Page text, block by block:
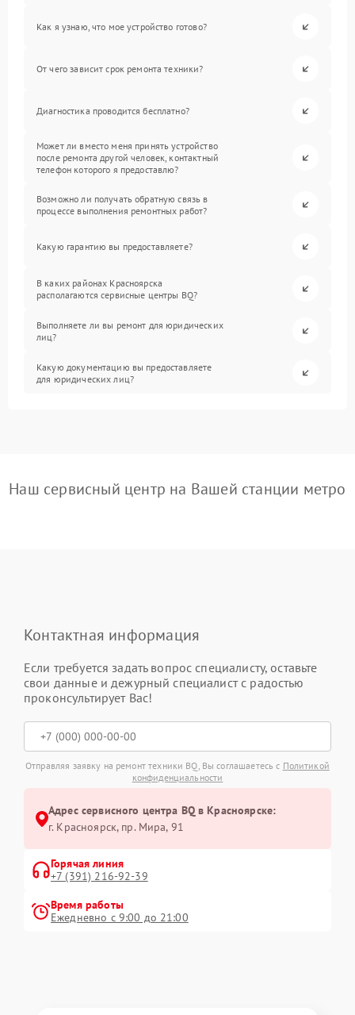
Как я узнаю, что мое устройство готово?
От чего зависит срок ремонта техники?
Диагностика проводится бесплатно?
Может ли вместо меня принять устройство
после ремонта другой человек, контактный
телефон которого я предоставлю?
Возможно ли получать обратную связь в
процессе выполнения ремонтных работ?
Какую гарантию вы предоставляете?
В каких районах Красноярска
располагаются сервисные центры BQ?
Выполняете ли вы ремонт для юридических
лиц?
Какую документацию вы предоставляете
для юридических лиц?
Наш сервисный центр на Вашей станции метро
Контактная информация
Если требуется задать вопрос специалисту, оставьте
свои данные и дежурный специалист с радостью
проконсультирует Вас!
Отправляя заявку на ремонт техники BQ, Вы соглашаетесь с Политикой
конфиденциальности
Адрес сервисного центра BQ в Красноярске:
г. Красноярск, ​пр. Мира, 91
Горячая линия
+7 (391) 216-92-39
Время работы
Ежедневно с 9:00 до 21:00